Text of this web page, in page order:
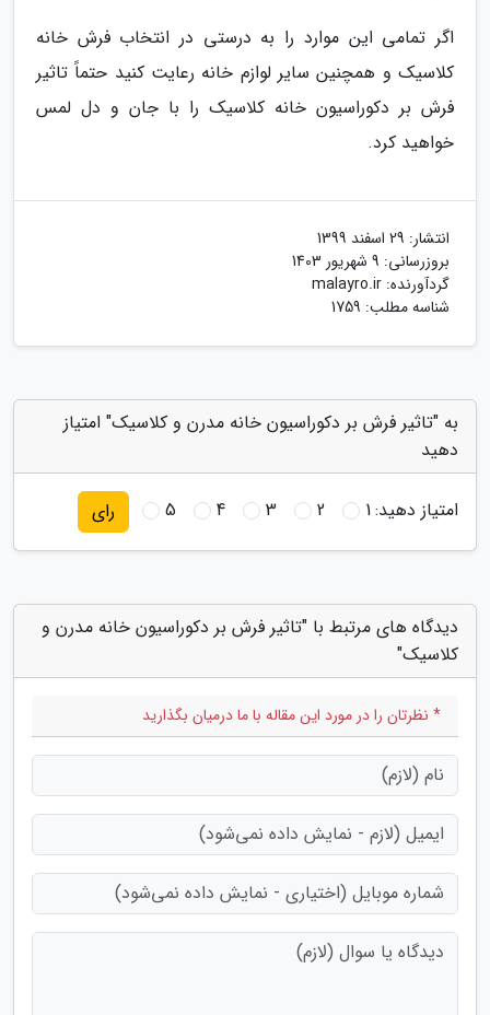
اگر تمامی این موارد را به درستی در انتخاب فرش خانه
کلاسیک و همچنین سایر لوازم خانه رعایت کنید حتماً تاثیر
فرش بر دکوراسیون خانه کلاسیک را با جان و دل لمس
خواهید کرد.
انتشار: 29 اسفند 1399
بروزرسانی: 9 شهریور 1403
گردآورنده: malayro.ir
شناسه مطلب: 1759
به "تاثیر فرش بر دکوراسیون خانه مدرن و کلاسیک" امتیاز
دهید
امتیاز دهید:1
2
3
4
5 رای
دیدگاه های مرتبط با "تاثیر فرش بر دکوراسیون خانه مدرن و
کلاسیک"
* نظرتان را در مورد این مقاله با ما درمیان بگذارید